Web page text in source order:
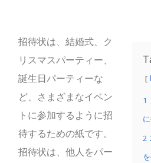
1
2
招待状は、結婚式、ク
リスマスパーティー、
誕生日パーティーな
ど、さまざまなイベン
トに参加するように招
待するための紙です。
招待状は、他人をパー